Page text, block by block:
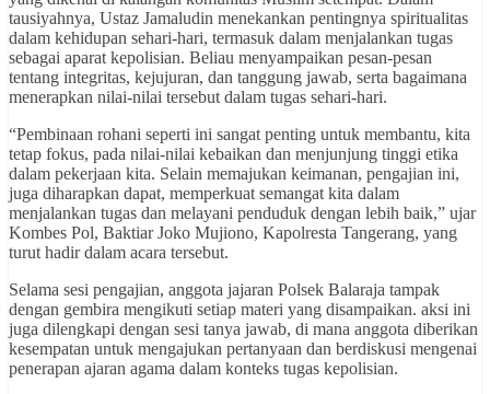
tausiyahnya, Ustaz Jamaludin menekankan pentingnya spiritualitas
dalam kehidupan sehari-hari, termasuk dalam menjalankan tugas
sebagai aparat kepolisian. Beliau menyampaikan pesan-pesan
tentang integritas, kejujuran, dan tanggung jawab, serta bagaimana
menerapkan nilai-nilai tersebut dalam tugas sehari-hari.
“Pembinaan rohani seperti ini sangat penting untuk membantu, kita
tetap fokus, pada nilai-nilai kebaikan dan menjunjung tinggi etika
dalam pekerjaan kita. Selain memajukan keimanan, pengajian ini,
juga diharapkan dapat, memperkuat semangat kita dalam
menjalankan tugas dan melayani penduduk dengan lebih baik,” ujar
Kombes Pol, Baktiar Joko Mujiono, Kapolresta Tangerang, yang
turut hadir dalam acara tersebut.
Selama sesi pengajian, anggota jajaran Polsek Balaraja tampak
dengan gembira mengikuti setiap materi yang disampaikan. aksi ini
juga dilengkapi dengan sesi tanya jawab, di mana anggota diberikan
kesempatan untuk mengajukan pertanyaan dan berdiskusi mengenai
penerapan ajaran agama dalam konteks tugas kepolisian.